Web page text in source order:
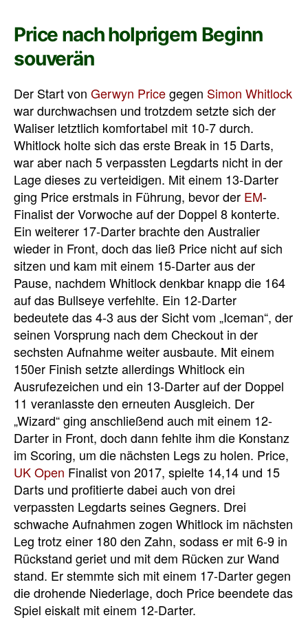
Price nach holprigem Beginn
souverän
Der Start von Gerwyn Pricegegen Simon Whitlock
war durchwachsen und trotzdem setzte sich der
Waliser letztlich komfortabel mit 10-7 durch.
Whitlock holte sich das erste Break in 15 Darts,
war aber nach 5 verpassten Legdarts nicht in der
Lage dieses zu verteidigen. Mit einem 13-Darter
ging Price erstmals in Führung, bevor der EM-
Finalist der Vorwoche auf der Doppel 8 konterte.
Ein weiterer 17-Darter brachte den Australier
wieder in Front, doch das ließ Price nicht auf sich
sitzen und kam mit einem 15-Darter aus der
Pause, nachdem Whitlock denkbar knapp die 164
auf das Bullseye verfehlte. Ein 12-Darter
bedeutete das 4-3 aus der Sicht vom „Iceman“, der
seinen Vorsprung nach dem Checkout in der
sechsten Aufnahme weiter ausbaute. Mit einem
150er Finish setzte allerdings Whitlock ein
Ausrufezeichen und ein 13-Darter auf der Doppel
11 veranlasste den erneuten Ausgleich. Der
„Wizard“ ging anschließend auch mit einem 12-
Darter in Front, doch dann fehlte ihm die Konstanz
im Scoring, um die nächsten Legs zu holen. Price,
UK Open Finalist von 2017, spielte 14,14 und 15
Darts und profitierte dabei auch von drei
verpassten Legdarts seines Gegners. Drei
schwache Aufnahmen zogen Whitlock im nächsten
Leg trotz einer 180 den Zahn, sodass er mit 6-9 in
Rückstand geriet und mit dem Rücken zur Wand
stand. Er stemmte sich mit einem 17-Darter gegen
die drohende Niederlage, doch Price beendete das
Spiel eiskalt mit einem 12-Darter.